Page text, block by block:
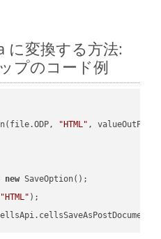
に変換する方法:
プのコード例
"HTML" ,
new SaveOption();
"HTML" );